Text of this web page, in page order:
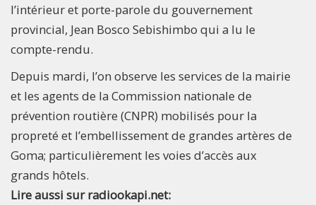
l’intérieur et porte-parole du gouvernement
provincial, Jean Bosco Sebishimbo qui a lu le
compte-rendu.
Depuis mardi, l’on observe les services de la mairie
et les agents de la Commission nationale de
prévention routière (CNPR) mobilisés pour la
propreté et l’embellissement de grandes artères de
Goma; particulièrement les voies d’accès aux
grands hôtels.
Lire aussi sur radiookapi.net: